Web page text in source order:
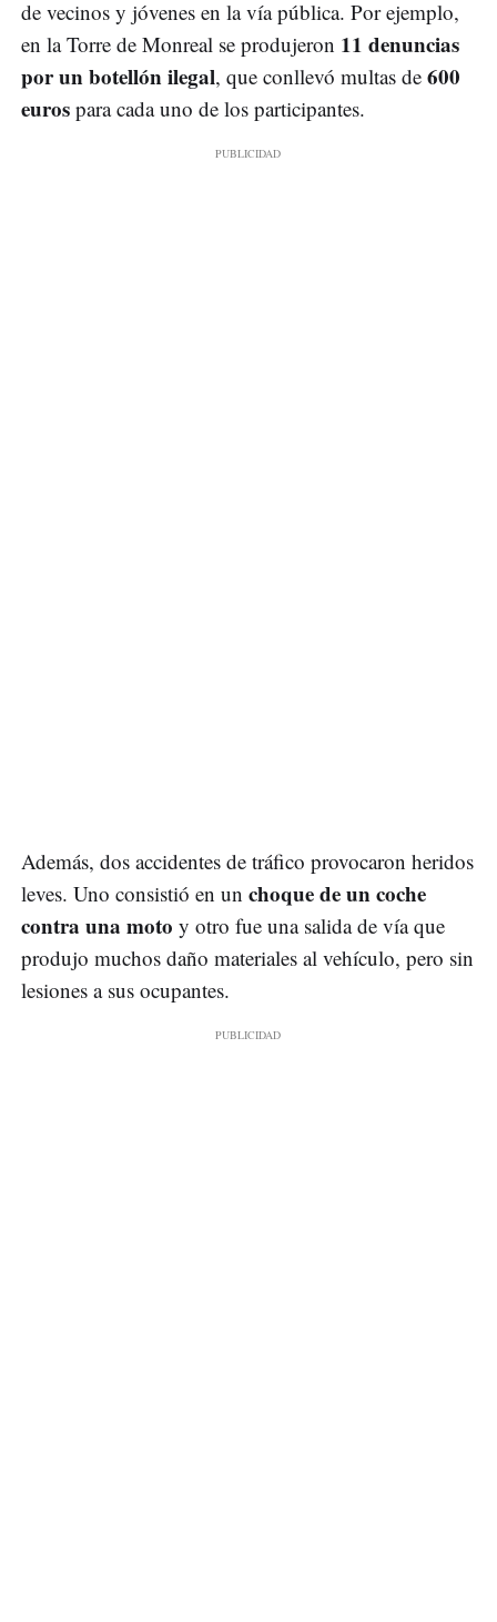
de vecinos y jóvenes en la vía pública. Por ejemplo,
en la Torre de Monreal se produjeron 11 denuncias
por un botellón ilegal, que conllevó multas de 600
euros para cada uno de los participantes.
Además, dos accidentes de tráfico provocaron heridos
leves. Uno consistió en un choque de un coche
contra una moto y otro fue una salida de vía que
produjo muchos daño materiales al vehículo, pero sin
lesiones a sus ocupantes.